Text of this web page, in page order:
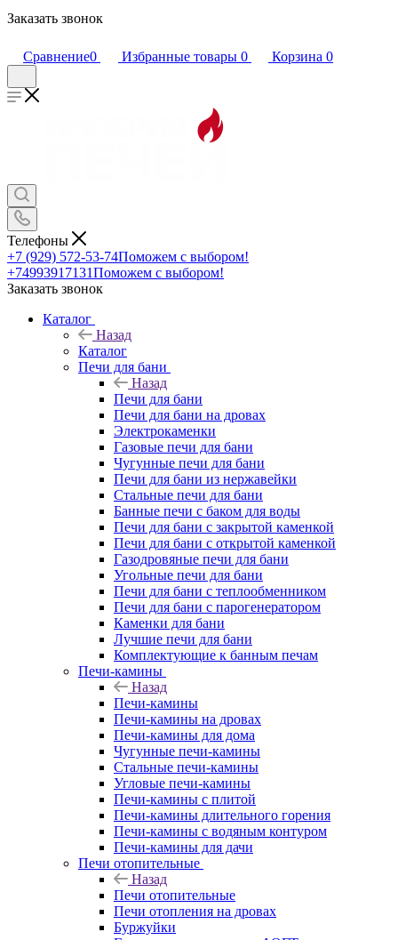
Заказать звонок
Сравнение0 Избранные товары 0 Корзина 0
Телефоны
+7 (929) 572-53-74Поможем с выбором!
+74993917131Поможем с выбором!
Заказать звонок
Каталог
Назад
Каталог
Печи для бани
Назад
Печи для бани
Печи для бани на дровах
Электрокаменки
Газовые печи для бани
Чугунные печи для бани
Печи для бани из нержавейки
Стальные печи для бани
Банные печи с баком для воды
Печи для бани с закрытой каменкой
Печи для бани с открытой каменкой
Газодровяные печи для бани
Угольные печи для бани
Печи для бани с теплообменником
Печи для бани с парогенератором
Каменки для бани
Лучшие печи для бани
Комплектующие к банным печам
Печи-камины
Назад
Печи-камины
Печи-камины на дровах
Печи-камины для дома
Чугунные печи-камины
Стальные печи-камины
Угловые печи-камины
Печи-камины с плитой
Печи-камины длительного горения
Печи-камины с водяным контуром
Печи-камины для дачи
Печи отопительные
Назад
Печи отопительные
Печи отопления на дровах
Буржуйки